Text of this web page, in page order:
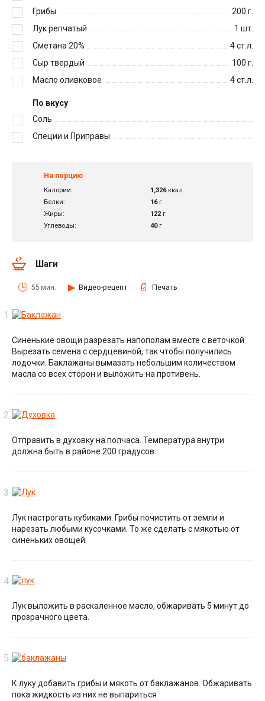
Грибы
200 г.
Лук репчатый
1 шт.
Сметана 20%
4ст.л.
Сыр твердый
100 г.
Масло оливковое
4ст.л.
По вкусу
Соль
Специи и Приправы
На порцию
Калории: 1,326ккал
Белки:
16г
Жиры:
122 г
Углеводы:
40г
Шаги
55 мин. Видео-рецепт Печать
Синенькие овощи разрезать напополам вместе с веточкой.
Вырезать семена с сердцевиной, так чтобы получились
лодочки. Баклажаны вымазать небольшим количеством
масла со всех сторон и выложить на противень.
Отправить в духовку на полчаса. Температура внутри
должна быть в районе 200 градусов.
Лук настрогать кубиками. Грибы почистить от земли и
нарезать любыми кусочками. То же сделать с мякотью от
синеньких овощей.
Лук выложить в раскаленное масло, обжаривать 5 минут до
прозрачного цвета.
К луку добавить грибы и мякоть от баклажанов. Обжаривать
пока жидкость из них не выпариться